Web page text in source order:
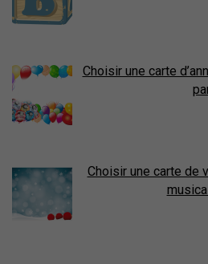
Choisir une carte
Choisir une carte de